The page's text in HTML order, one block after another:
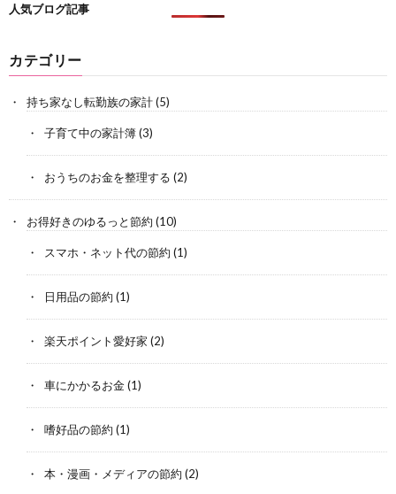
人気ブログ記事
カテゴリー
持ち家なし転勤族の家計(5)
子育て中の家計簿(3)
おうちのお金を整理する (2)
お得好きのゆるっと節約 (10)
スマホ・ネット代の節約 (1)
日用品の節約 (1)
楽天ポイント愛好家 (2)
車にかかるお金(1)
嗜好品の節約 (1)
本・漫画・メディアの節約 (2)